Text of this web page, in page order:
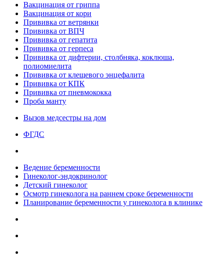
Вакцинация от гриппа
Вакцинация от кори
Прививка от ветрянки
Прививка от ВПЧ
Прививка от гепатита
Прививка от герпеса
Прививка от дифтерии, столбняка, коклюша,
полиомиелита
Прививка от клещевого энцефалита
Прививка от КПК
Прививка от пневмококка
Проба манту
Вызов медсестры на дом
ФГДС
Ведение беременности
Гинеколог-эндокринолог
Детский гинеколог
Осмотр гинеколога на раннем сроке беременности
Планирование беременности у гинеколога в клинике